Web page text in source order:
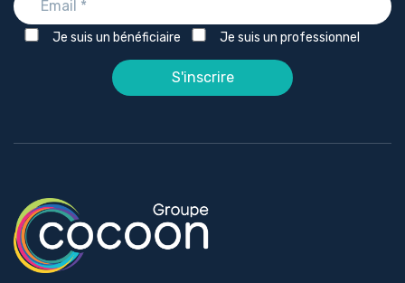
Je suis un bénéficiaire Je suis un professionnel